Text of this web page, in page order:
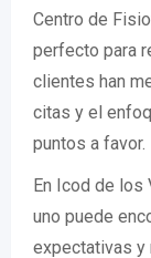
Centro de
perfecto para
clientes han
citas y el
puntos a favor.
En Icod de los
uno puede
expectativas y